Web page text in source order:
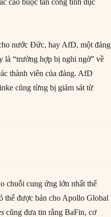
cáo buộc tấn công tình dục
nước Đức, hay AfD, một đảng
là “trường hợp bị nghi ngờ” về
thành viên của đảng. AfD
cũng từng bị giám sát từ
chuỗi cung ứng lớn nhất thế
thể được bán cho Apollo Global
cũng đưa tin rằng BaFin, cơ